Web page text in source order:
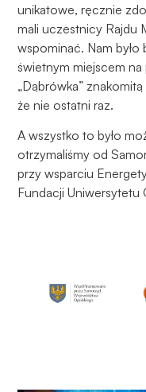
unikatowe, ręcznie
mali uczestnicy Rajdu
wspominać. Nam było
świetnym miejscem
„Dąbrówka”
że nie ostatni raz.
A wszystko to było
otrzymaliśmy od
przy wsparciu
Fundacji Uniwersytetu